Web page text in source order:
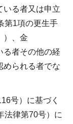
いる者又は申立
第1項の更生手
）、金
る者その他の経
められる者でな
号）に基づく
法律第70号）に